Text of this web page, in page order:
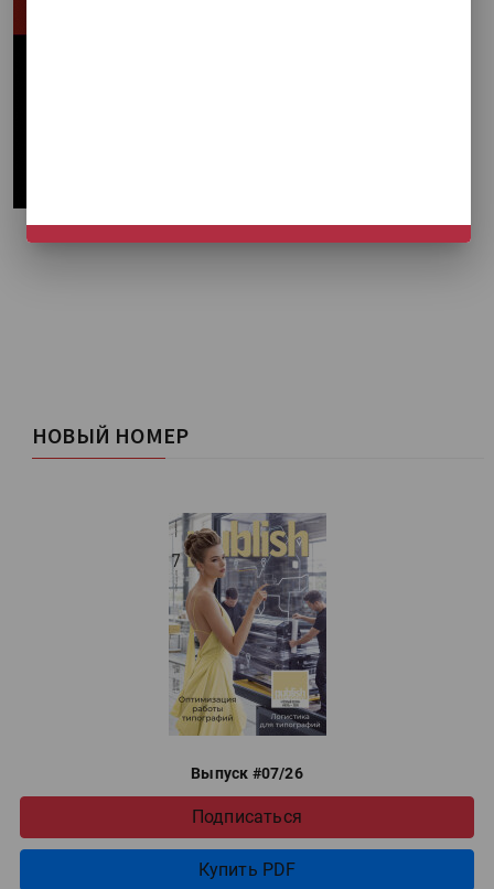
НОВЫЙ НОМЕР
Выпуск #07/26
Подписаться
Купить PDF